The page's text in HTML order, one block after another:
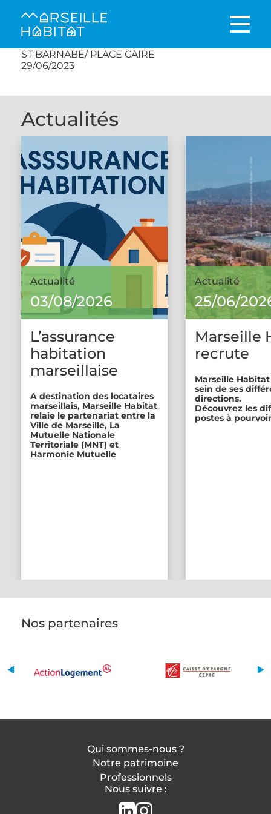
ST BARNABE/ PLACE CAIRE
29/06/2023
Actualités
Actualité
03/08/2026
L’assurance
habitation
marseillaise
A destination des locataires
marseillais, Marseille Habitat
relaie le partenariat entre la
Ville de Marseille, La
Mutuelle Nationale
Territoriale (MNT) et
Harmonie Mutuelle
Actualité
25/06/
Marseille
recrute
Marseille
sein de ses
directions.
Découvrez les
postes à
Nos partenaires
Qui sommes-nous ?
Notre patrimoine
Professionnels
Nous suivre :